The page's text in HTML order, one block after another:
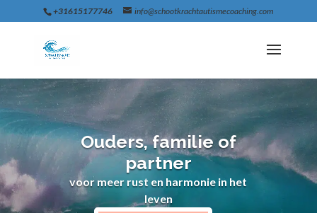
+31615177746 info@schootkrachtautismecoaching.com
Ouders, familie of
partner
voor meer rust en harmonie in het
leven